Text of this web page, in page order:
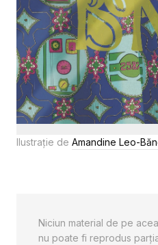
Ilustrație de Amandine Leo-
Niciun material de pe
nu poate fi reprodus